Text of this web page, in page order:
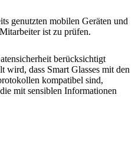
genutzten mobilen Geräten und
ist zu prüfen.
berücksichtigt
wird, dass Smart Glasses mit den
kompatibel sind,
mit sensiblen Informationen